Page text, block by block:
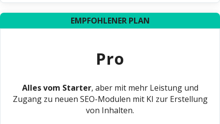
EMPFOHLENER PLAN
Pro
Alles vom Starter, aber mit mehr Leistung und
Zugang zu neuen SEO-Modulen mit KI zur Erstellung
von Inhalten.